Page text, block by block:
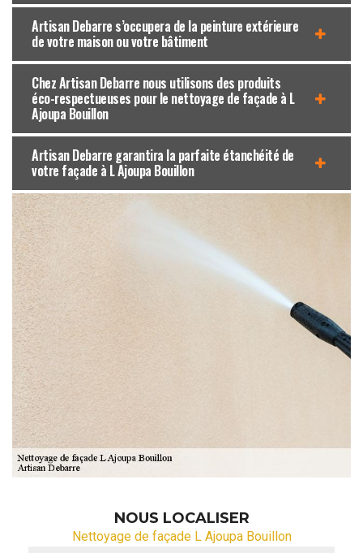
Artisan Debarre s’occupera de la peinture extérieure
de votre maison ou votre bâtiment
Chez Artisan Debarre nous utilisons des produits
éco-respectueuses pour le nettoyage de façade à L
Ajoupa Bouillon
Artisan Debarre garantira la parfaite étanchéité de
votre façade à L Ajoupa Bouillon
NOUS LOCALISER
Nettoyage de façade L Ajoupa Bouillon